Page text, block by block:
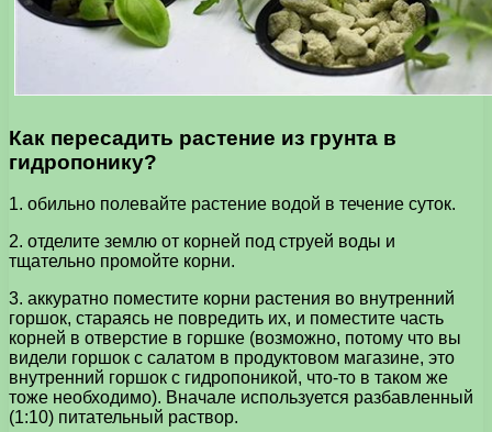
Как пересадить растение из грунта в
гидропонику?
1. обильно полевайте растение водой в течение суток.
2. отделите землю от корней под струей воды и
тщательно промойте корни.
3. аккуратно поместите корни растения во внутренний
горшок, стараясь не повредить их, и поместите часть
корней в отверстие в горшке (возможно, потому что вы
видели горшок с салатом в продуктовом магазине, это
внутренний горшок с гидропоникой, что-то в таком же
тоже необходимо). Вначале используется разбавленный
(1:10) питательный раствор.